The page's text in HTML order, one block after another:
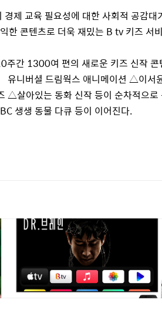
경제 교육 필요성에 대한 사회적 공감
한 콘텐츠로 더욱 재밌는 B tv 키즈 서
주간 1300여 편의 새로운 키즈 신작
유니버셜 드림웍스 애니메이션 △이서
살아있는 동화 신작 등이 순차적으로
생생 동물 다큐 등이 이어진다.